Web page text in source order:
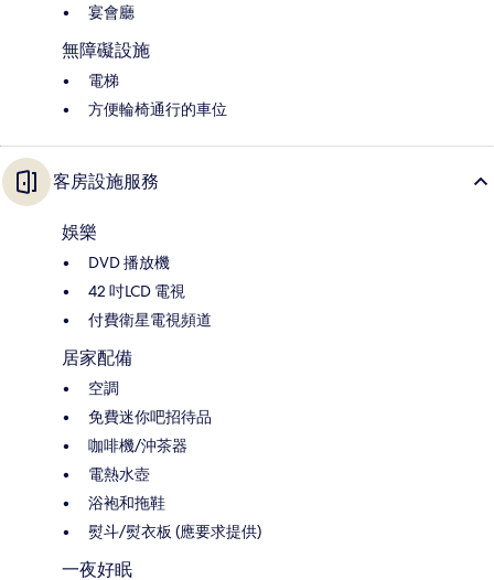
宴會廳
無障礙設施
電梯
方便輪椅通行的車位
客房設施服務
娛樂
DVD 播放機
42 吋LCD 電視
付費衛星電視頻道
居家配備
空調
免費迷你吧招待品
咖啡機/沖茶器
電熱水壺
浴袍和拖鞋
熨斗/熨衣板 (應要求提供)
一夜好眠